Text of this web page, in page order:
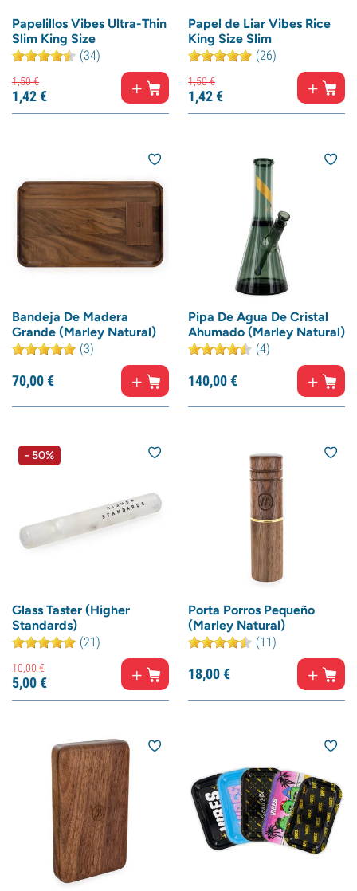
Papelillos Vibes Ultra-Thin
Slim King Size
(34)
1,50€
1,42€
Papel de Liar Vibes Rice
King Size Slim
(26)
1,50€
1,42€
Bandeja De Madera
Grande (Marley Natural)
(3)
70,00€
Pipa De Agua De Cristal
Ahumado (Marley Natural)
(4)
140,00€
- 50%
Glass Taster (Higher
Standards)
(21)
10,00€
5,00€
Porta Porros Pequeño
(Marley Natural)
(11)
18,00€